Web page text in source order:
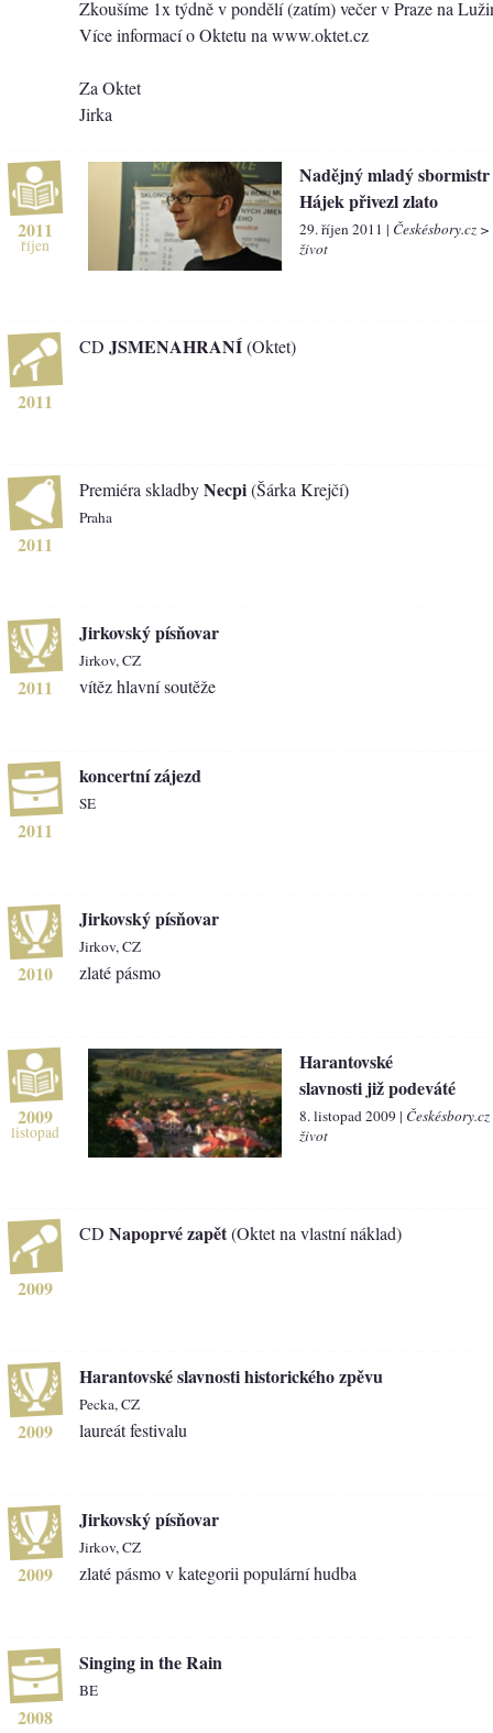
Zkoušíme 1x týdně v pondělí (zatím) večer v Praze na
Více informací o Oktetu na www.oktet.cz
Za Oktet
Jirka
2011
říjen
Nadějný mladý
Hájek přivezl zlato
29. říjen 2011 | Českésbory.cz
život
2011
CD JSMENAHRANÍ(Oktet)
2011
Premiéra skladbyNecpi(Šárka Krejčí)
Praha
2011
Jirkovský písňovar
Jirkov, CZ
vítěz hlavní soutěže
2011
koncertní zájezd
SE
2010
Jirkovský písňovar
Jirkov, CZ
zlaté pásmo
2009
listopad
Harantovské
slavnosti již podeváté
8. listopad 2009 |
život
2009
CD Napoprvé zapět(Oktet na vlastní náklad)
2009
Harantovské slavnosti historického zpěvu
Pecka, CZ
laureát festivalu
2009
Jirkovský písňovar
Jirkov, CZ
zlaté pásmo v kategorii populární hudba
2008
Singing in the Rain
BE